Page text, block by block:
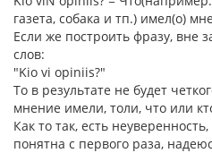
газета, собака и тп.) имел(о)
Если же построить фразу, вне
слов:
"Kio vi opiniis?"
То в результате не будет
мнение имели, толи, что или
Как то так, есть
понятна с первого раза,